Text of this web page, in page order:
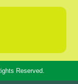
Reserved.